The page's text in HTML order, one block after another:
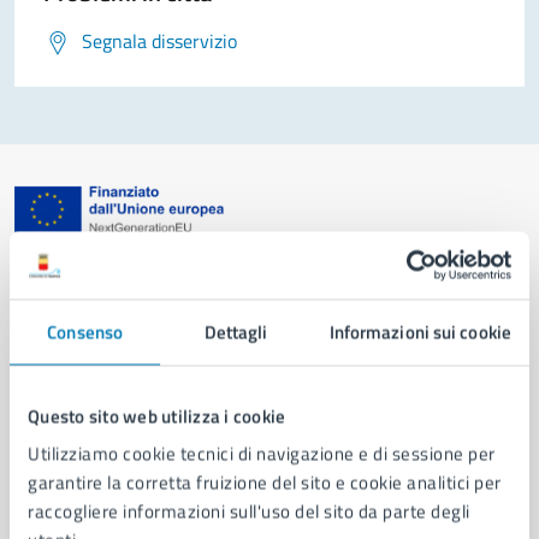
Consenso Dettagli Informazioni sui cookie
Questo sito web utilizza i cookie
Utilizziamo cookie tecnici di navigazione e di sessione per
garantire la corretta fruizione del sito e cookie analitici per
raccogliere informazioni sull'uso del sito da parte degli
Segnala disservizio
Organi di governo
Municipalità
Uffici
Enti e fondazioni
Politici